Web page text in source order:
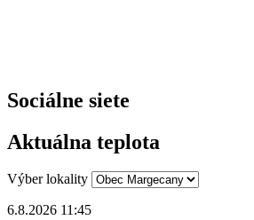
Sociálne siete
Aktuálna teplota
Výber lokality
6.8.2026 11:45